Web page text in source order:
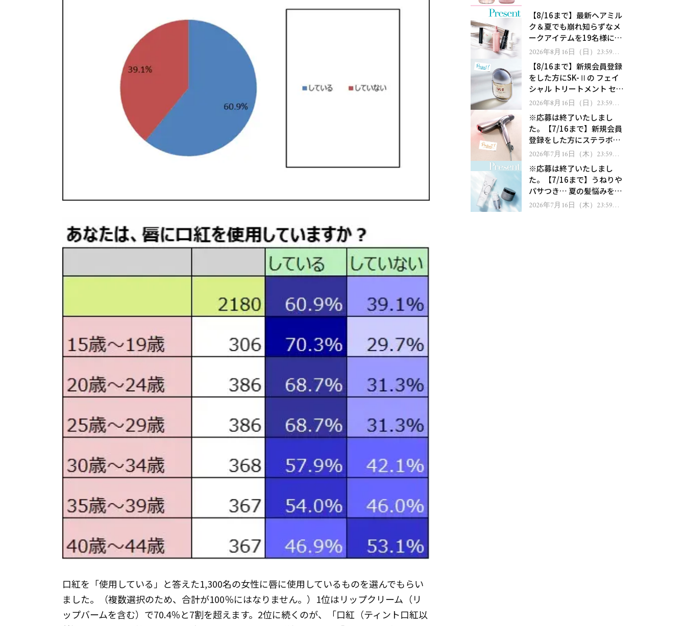
口紅を「使用している」と答えた1,300名の女性に唇に使用しているものを選んでもらい
ました。（複数選択のため、合計が100％にはなりません。）1位はリップクリーム（リ
ップバームを含む）で70.4％と7割を超えます。2位に続くのが、「口紅（ティント口紅以
処！
【8/16まで】最新ヘアミル
ク＆夏でも崩れ知らずなメ
ークアイテムを19名様にプ
レゼント！
2026年8月16日（日）23:59ま
で【8/16まで】新規会員登録
をした方にSK-Ⅱの フェイ
シャル トリートメント セラ
ムをプレゼント！
2026年8月16日（日）23:59ま
※応募は終了いたしまし
た。【7/16まで】新規会員
登録をした方にステラボー
テのシャインリバース ヘア
ゼント！
2026年7月16日（木）23:59ま
※応募は終了いたしまし
た。【7/16まで】うねりや
パサつき… 夏の髪悩みを解
消するヘアケアアイテムを
2026年7月16日（木）23:59ま